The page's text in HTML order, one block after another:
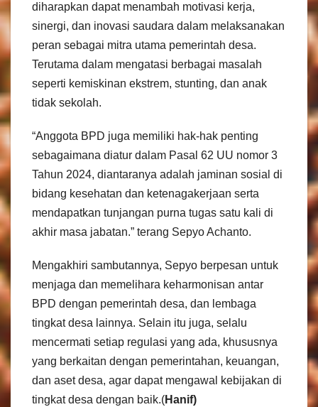
diharapkan dapat menambah motivasi kerja,
sinergi, dan inovasi saudara dalam melaksanakan
peran sebagai mitra utama pemerintah desa.
Terutama dalam mengatasi berbagai masalah
seperti kemiskinan ekstrem, stunting, dan anak
tidak sekolah.
“Anggota BPD juga memiliki hak-hak penting
sebagaimana diatur dalam Pasal 62 UU nomor 3
Tahun 2024, diantaranya adalah jaminan sosial di
bidang kesehatan dan ketenagakerjaan serta
mendapatkan tunjangan purna tugas satu kali di
akhir masa jabatan.” terang Sepyo Achanto.
Mengakhiri sambutannya, Sepyo berpesan untuk
menjaga dan memelihara keharmonisan antar
BPD dengan pemerintah desa, dan lembaga
tingkat desa lainnya. Selain itu juga, selalu
mencermati setiap regulasi yang ada, khususnya
yang berkaitan dengan pemerintahan, keuangan,
dan aset desa, agar dapat mengawal kebijakan di
tingkat desa dengan baik.(Hanif)